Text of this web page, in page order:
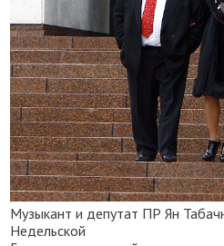
Музыкант и депутат ПР Ян
Недельской